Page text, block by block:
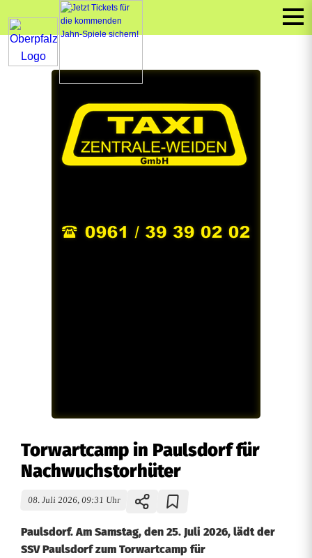
Torwartcamp in Paulsdorf für
Nachwuchstorhüter
08. Juli 2026, 09:31 Uhr
Paulsdorf. Am Samstag, den 25. Juli 2026, lädt der
SSV Paulsdorf zum Torwartcamp für